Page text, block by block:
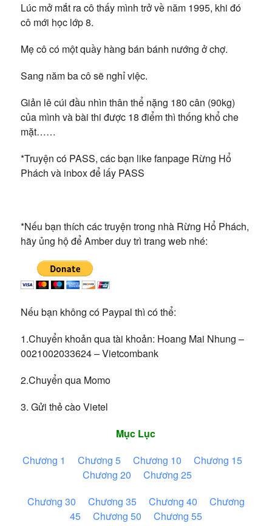
Lúc mở mắt ra cô thấy mình trở về năm 1995, khi đó
cô mới học lớp 8.
Mẹ cô có một quầy hàng bán bánh nướng ở chợ.
Sang năm ba cô sẽ nghỉ việc.
Giản lê cúi đầu nhìn thân thể nặng 180 cân (90kg)
của mình và bài thi được 18 điểm thì thống khổ che
mặt……
*Truyện có PASS, các bạn like fanpage Rừng Hổ
Phách và inbox để lấy PASS
*Nếu bạn thích các truyện trong nhà Rừng Hổ Phách,
hãy ủng hộ để Amber duy trì trang web nhé:
Nếu bạn không có Paypal thì có thể:
1.Chuyển khoản qua tài khoản: Hoang Mai Nhung –
0021002033624 – Vietcombank
2.Chuyển qua Momo
3. Gửi thẻ cào Vietel
Mục Lục
Chương 1
Chương 5 Chương 10
Chương 15
Chương 20
Chương 25
Chương 30
Chương 35 Chương 40
Chương
45
Chương 50 Chương 55